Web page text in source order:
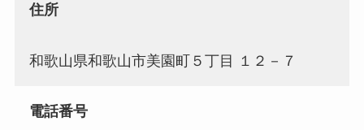
住所
和歌山県和歌山市美園町５丁目 １２－７
電話番号